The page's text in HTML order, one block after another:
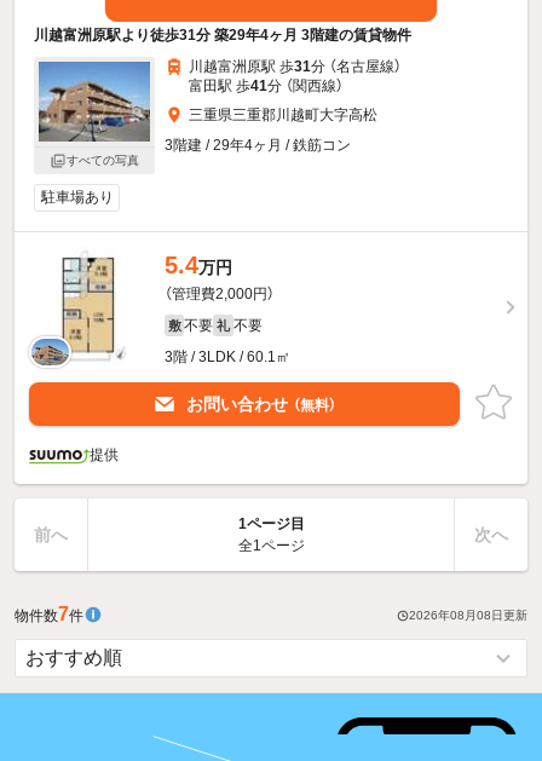
川越富洲原駅より徒歩31分 築29年4ヶ月 3階建の賃貸物件
すべての写真
川越富洲原駅 歩31分 （名古屋線）
富田駅 歩41分 （関西線）
三重県三重郡川越町大字高松
3階建 / 29年4ヶ月 / 鉄筋コン
駐車場あり
5.4万円
（管理費2,000円）
敷 不要 礼 不要
3階 / 3LDK / 60.1㎡
お問い合わせ （無料）
提供
前へ
1ページ目
全1ページ
次へ
物件数7件 2026年08月08日 更新